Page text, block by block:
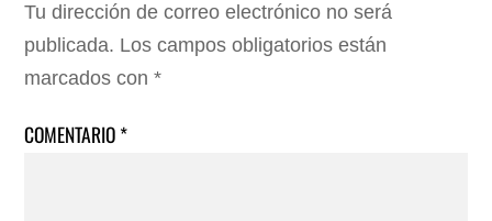
Tu dirección de correo electrónico no será
publicada. Los campos obligatorios están
marcados con*
COMENTARIO*